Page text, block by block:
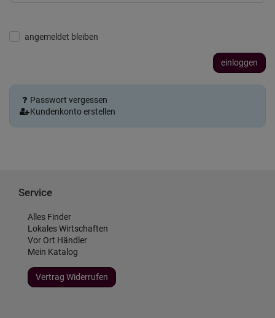
angemeldet bleiben
einloggen
Passwort vergessen
Kundenkonto erstellen
Service
Alles Finder
Lokales Wirtschaften
Vor Ort Händler
Mein Katalog
Vertrag Widerrufen